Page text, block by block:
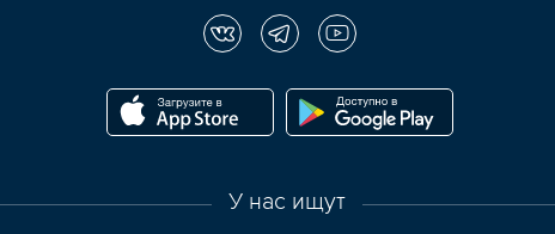
У нас ищут